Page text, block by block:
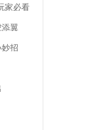
家必看
翼
招